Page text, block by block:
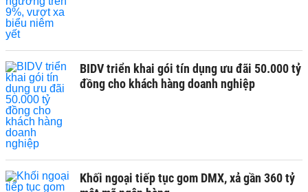
BIDV triển khai gói tín dụng ưu đãi 50.000 tỷ
đồng cho khách hàng doanh nghiệp
Khối ngoại tiếp tục gom DMX, xả gần 360 tỷ